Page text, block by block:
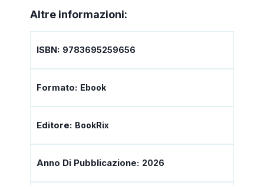
Altre informazioni:
ISBN: 9783695259656
Formato: Ebook
Editore: BookRix
Anno Di Pubblicazione: 2026